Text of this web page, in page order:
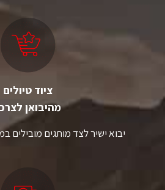
ציוד טיולים
מהיבואן
יבוא ישיר לצד מותגים מובילים